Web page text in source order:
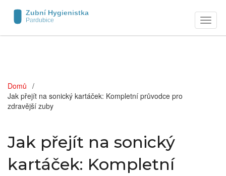
Domů
Jak přejít na sonický kartáček: Kompletní průvodce pro
zdravější zuby
Jak přejít na sonický
kartáček: Kompletní